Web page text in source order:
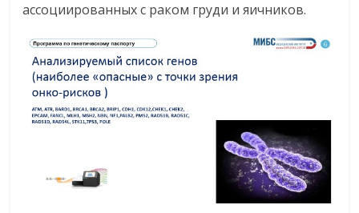
ассоциированных с раком груди и яичников.